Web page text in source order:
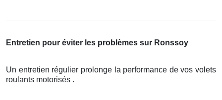
Entretien pour éviter les problèmes sur Ronssoy
Un entretien régulier prolonge la performance de vos volets
roulants motorisés .